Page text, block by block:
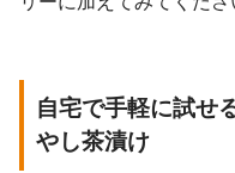
自宅で手軽に試せ
やし茶漬け